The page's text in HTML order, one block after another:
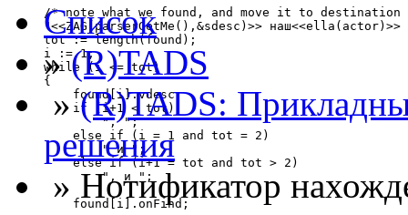
/* note what we found, and move it to destination
"<<ZAG(parserGetMe(),&sdesc)>> наш<<ella(actor)>>
     tot := length(found);
     i := 1;
     while (i <= tot)
     {
         found[i].vdesc;
         if (i+1 < tot)
             ", ";
         else if (i = 1 and tot = 2)
             " и ";
         else if (i+1 = tot and tot > 2)
             ", и ";
         found[i].onFind;
Список
»(R)TADS
»(R)TADS:
решения
» Нотификатор